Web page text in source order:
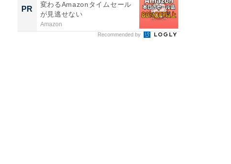
PR
変わるAmazonタイムセール
が見逃せない
Amazon
Recommended by